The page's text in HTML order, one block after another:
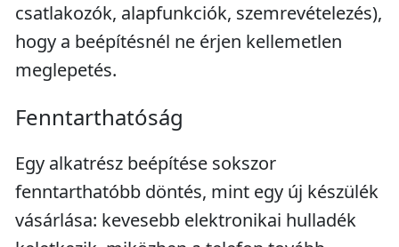
csatlakozók, alapfunkciók, szemrevételezés),
hogy a beépítésnél ne érjen kellemetlen
meglepetés.
Fenntarthatóság
Egy alkatrész beépítése sokszor
fenntarthatóbb döntés, mint egy új készülék
vásárlása: kevesebb elektronikai hulladék